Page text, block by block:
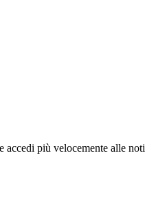
accedi più velocemente alle